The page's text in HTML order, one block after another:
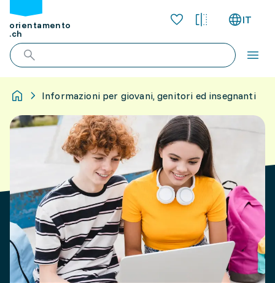
orientamento
.ch
IT
Informazioni per giovani, genitori ed insegnanti